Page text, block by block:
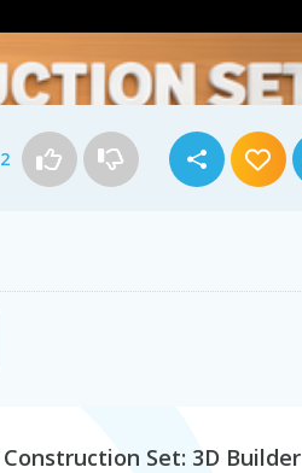
2
Construction Set: 3D Builder